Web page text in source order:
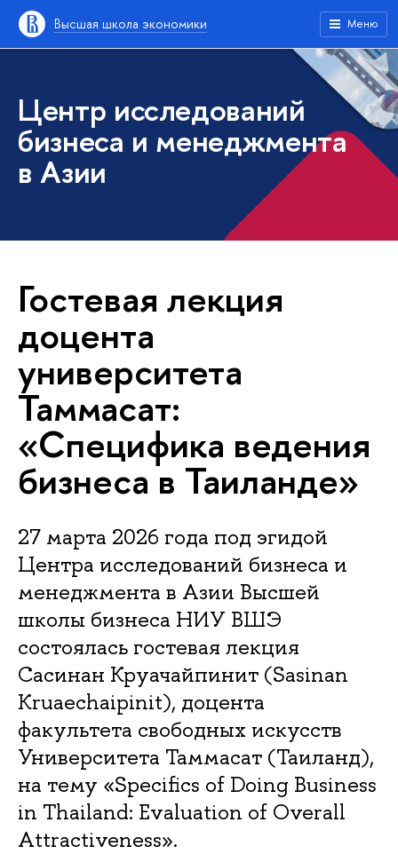
Высшая школа экономики Меню
Центр исследований
бизнеса и менеджмента
в Азии
Гостевая лекция
доцента
университета
Таммасат:
«Специфика ведения
бизнеса в Таиланде»
27 марта 2026 года под эгидой
Центра исследований бизнеса и
менеджмента в Азии Высшей
школы бизнеса НИУ ВШЭ
состоялась гостевая лекция
Сасинан Круачайпинит (Sasinan
Kruaechaipinit), доцента
факультета свободных искусств
Университета Таммасат (Таиланд),
на тему «Specifics of Doing Business
in Thailand: Evaluation of Overall
Attractiveness».